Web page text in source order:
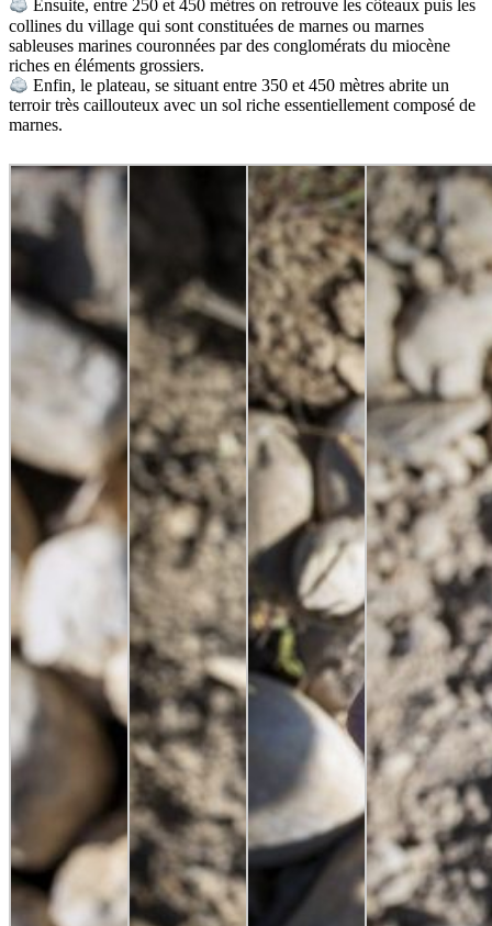
Ensuite, entre 250 et 450 mètres on retrouve les côteaux puis les
collines du village qui sont constituées de marnes ou marnes
sableuses marines couronnées par des conglomérats du miocène
riches en éléments grossiers.
Enfin, le plateau, se situant entre 350 et 450 mètres abrite un
terroir très caillouteux avec un sol riche essentiellement composé de
marnes.